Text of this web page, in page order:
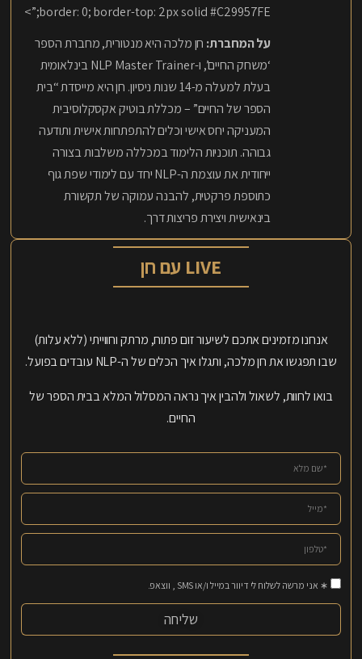
border: 0; border-top: 2px solid #C29957FE;”>
על המחברת: חן מלכה היא מנטורית, מחברת הספר
‘משחק החיים’, ו-NLP Master Trainer בינלאומית
בעלת למעלה מ-14 שנות ניסיון. חן היא מייסדת “בית
הספר של החיים” – מכללת בוטיק אקסקלוסיבית
המעניקה יחס אישי וכלים להתפתחות אישית ותודעה
גבוהה. תוכניות הלימוד במכללה משלבות בצורה
ייחודית את עוצמת ה-NLP יחד עם לימודי שפת גוף
כתוספת פרקטית, להבנה עמוקה של תקשורת
בינאישית ויצירת פריצות דרך.
LIVE עם חן
אנחנו מזמינים אתכם לשיעור זום פתוח, מרתק וחווייתי (ללא עלות)
שבו תפגשו את חן מלכה, ותגלו איך הכלים של ה-NLP עובדים בפועל.
בואו לחוות, לשאול ולהבין איך נראה המסלול המלא בבית הספר של
החיים.
∗ אני מרשה לשלוח לי דיוור במייל ו/או SMS , ווצאפ.
שליחה